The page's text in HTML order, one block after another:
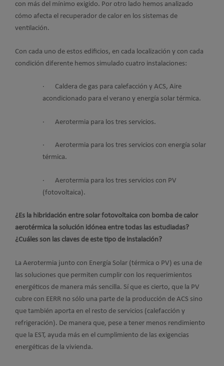
con más del mínimo exigido. Por otro lado hemos analizado
cómo afecta el recuperador de calor en los sistemas de
ventilación.
Con cada uno de estos edificios, en cada localización y con cada
condición diferente hemos simulado cuatro instalaciones:
· Caldera de gas para calefacción y ACS, Aire
acondicionado para el verano y energía solar térmica.
· Aerotermia para los tres servicios.
· Aerotermia para los tres servicios con energía solar
térmica.
· Aerotermia para los tres servicios con PV
(fotovoltaica).
¿Es la hibridación entre solar fotovoltaica con bomba de calor
aerotérmica la solución idónea entre todas las estudiadas?
¿Cuáles son las claves de este tipo de instalación?
La Aerotermia junto con Energía Solar (térmica o PV) es una de
las soluciones que permiten cumplir con los requerimientos
energéticos de manera más sencilla. Sí que es cierto, que la PV
cubre con EERR no sólo una parte de la producción de ACS sino
que también aporta en el resto de servicios (calefacción y
refrigeración). De manera que, pese a tener menos rendimiento
que la EST, ayuda más en el cumplimiento de las exigencias
energéticas de la vivienda.